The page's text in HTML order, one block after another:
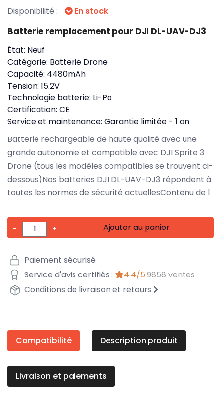
Disponibilité : En stock
Batterie remplacement pour DJI DL-UAV-DJ3
État: Neuf
Catégorie: Batterie Drone
Capacité: 4480mAh
Tension: 15.2V
Technologie batterie: Li-Po
Certification: CE
Service et maintenance: Garantie limitée - 1 an
Batterie rechargeable de haute qualité avec une
grande autonomie et compatible avec DJI Sprite 3
Drone (tous les modèles compatibles se trouvent ci-
dessous)Nos batteries DJI DL-UAV-DJ3 répondent à
toutes les normes de sécurité actuellesContenu de l
- + Ajouter au panier
Paiement sécurisé
Service d'avis certifiés :
4.4/5 9858 ventes
Conditions de livraison et retours
Compatibilité Description produit
Livraison et paiements